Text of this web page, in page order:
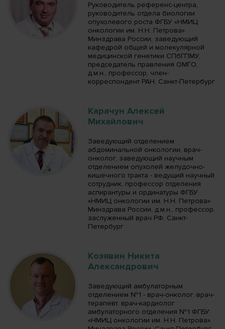
Руководитель референс-центра,
руководитель отдела биологии
опухолевого роста ФГБУ «НМИЦ
онкологии им. Н.Н. Петрова»
Минздрава России, заведующий
кафедрой общей и молекулярной
медицинской генетики СПбГПМУ,
председатель правления ОМГО,
д.м.н., профессор, член-
корреспондент РАН, Санкт-Петербург
Карачун Алексей
Михайлович
Заведующий отделением
абдоминальной онкологии, врач-
онколог, заведующий научным
отделением опухолей желудочно-
кишечного тракта - ведущий научный
сотрудник, профессор отделения
аспирантуры и ординатуры ФГБУ
«НМИЦ онкологии им. Н.Н. Петрова»
Минздрава России, д.м.н., профессор,
заслуженный врач РФ, Санкт-
Петербург
Козявин Никита
Александрович
Заведующий амбулаторным
отделением №1 - врач-онколог, врач-
терапевт, врач-кардиолог
амбулаторного отделения №1 ФГБУ
«НМИЦ онкологии им. Н.Н. Петрова»